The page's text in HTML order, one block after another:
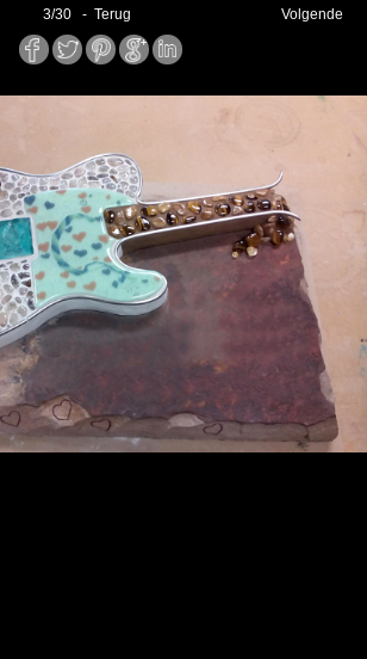
Volgende
3/30 - Terug